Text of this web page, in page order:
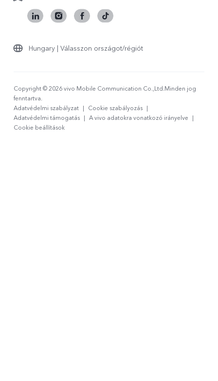
Hungary | Válasszon országot/régiót
Copyright © 2026 vivo Mobile Communication Co.,Ltd.Minden jog
fenntartva.
Adatvédelmi szabályzat | Cookie szabályozás |
Adatvédelmi támogatás | A vivo adatokra vonatkozó irányelve
|
Cookie beállítások